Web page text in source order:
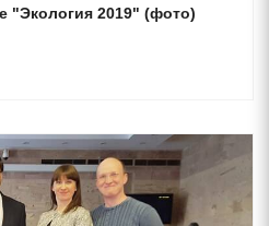
"Экология 2019" (фото)